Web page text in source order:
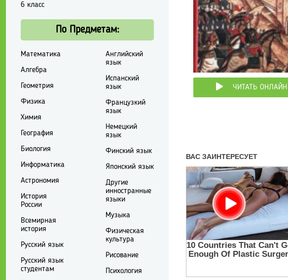
ЧИТАТЬ ОНЛАЙН
6 класс
По Предметам:
Математика
Алгебра
Геометрия
Физика
Химия
География
Биология
Информатика
Астрономия
История
России
Всемирная
история
Русский язык
Русский язык
студентам
Английский
язык
Испанский
язык
Французкий
язык
Немецкий
язык
Финский язык
Японский язык
Другие
инностранные
языки
Музыка
Физическая
культура
Рисование
Психология